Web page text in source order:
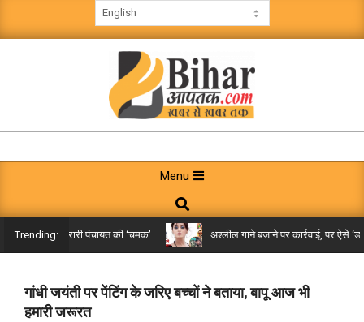
to
BIHAR
AAPTAK
Navigation
Menu
Menu
Search
Trending:
तक पहुंची गरारी पंचायत की ‘चमक’ अश्लील गाने बजाने पर कार्रवाई, पर ऐसे ‘डबल
गांधी जयंती पर पेंटिंग के जरिए बच्चों ने बताया, बापू आज भी
हमारी जरूरत